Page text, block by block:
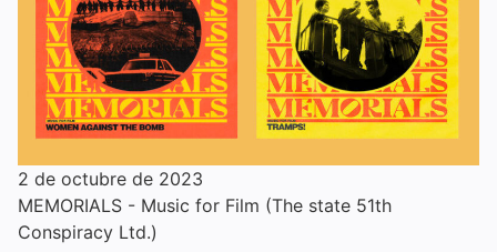
2 de octubre de 2023
MEMORIALS - Music for Film (The state 51th
Conspiracy Ltd.)